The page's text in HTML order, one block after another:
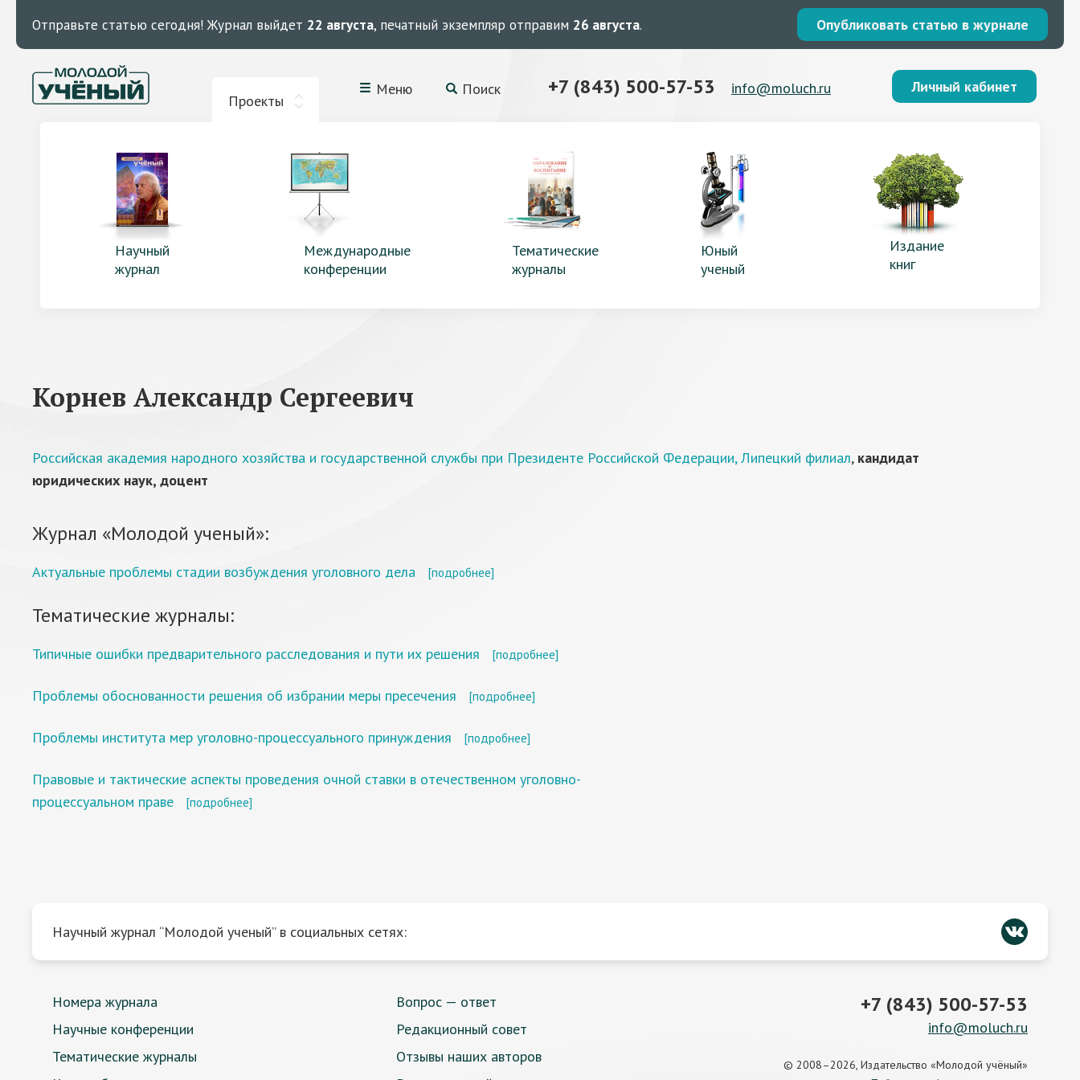
Отправьте статью сегодня! Журнал выйдет 22 августа, печатный экземпляр отправим 26 августа. Опубликовать статью в журнале
Проекты
Меню Поиск +7 (843) 500-57-53 info@moluch.ru Личный кабинет
Научный
журнал
Международные
конференции
Тематические
журналы
Юный
ученый
Издание
книг
Корнев Александр Сергеевич
Российская академия народного хозяйства и государственной службы при Президенте Российской Федерации, Липецкий филиал, кандидат
юридических наук, доцент
Журнал «Молодой ученый»:
Актуальные проблемы стадии возбуждения уголовного дела [подробнее]
Тематические журналы:
Типичные ошибки предварительного расследования и пути их решения [подробнее]
Проблемы обоснованности решения об избрании меры пресечения [подробнее]
Проблемы института мер уголовно-процессуального принуждения [подробнее]
Правовые и тактические аспекты проведения очной ставки в отечественном уголовно-
процессуальном праве
[подробнее]
Научный журнал “Молодой ученый” в социальных сетях:
Номера журнала
Научные конференции
Тематические журналы
Вопрос — ответ
Редакционный совет
Отзывы наших авторов
+7 (843) 500-57-53
info@moluch.ru
© 2008–2026, Издательство «Молодой учёный»